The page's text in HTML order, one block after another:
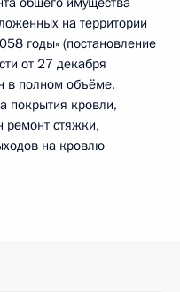
на территории
годы» (постановление
от 27 декабря
полном объёме.
покрытия кровли,
ремонт стяжки,
на кровлю